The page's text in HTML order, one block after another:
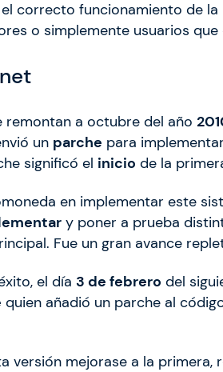
correcto funcionamiento de la
o simplemente usuarios que
remontan a octubre del año
un parche para
significó el inicio de la
en implementar este
y poner a prueba
Fue un gran avance
el día 3 de febrero del
quien añadió un parche al
versión mejorase a la